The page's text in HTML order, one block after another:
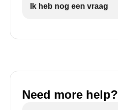
Ik heb nog een vraag
Need more help?